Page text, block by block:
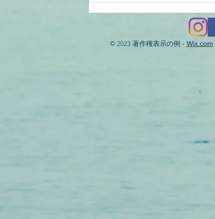
KIZ様
© 2023著作権表示の例 - Wix.com